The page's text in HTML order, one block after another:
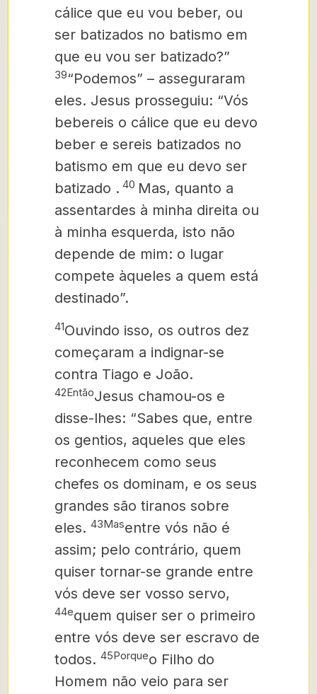
cálice que eu vou beber, ou
ser batizados no batismo em
que eu vou ser batizado?”
39“Podemos” – asseguraram
eles. Jesus prosseguiu: “Vós
bebereis o cálice que eu devo
beber e sereis batizados no
batismo em que eu devo ser
batizado . 40 Mas, quanto a
assentardes à minha direita ou
à minha esquerda, isto não
depende de mim: o lugar
compete àqueles a quem está
destinado”.
41Ouvindo isso, os outros dez
começaram a indignar-se
contra Tiago e João.
42EntãoJesus chamou-os e
disse-lhes: “Sabes que, entre
os gentios, aqueles que eles
reconhecem como seus
chefes os dominam, e os seus
grandes são tiranos sobre
eles. 43Masentre vós não é
assim; pelo contrário, quem
quiser tornar-se grande entre
vós deve ser vosso servo,
44equem quiser ser o primeiro
entre vós deve ser escravo de
todos. 45Porqueo Filho do
Homem não veio para ser